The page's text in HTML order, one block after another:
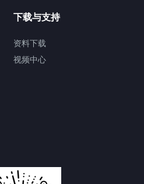
下载与支持
资料下载
视频中心